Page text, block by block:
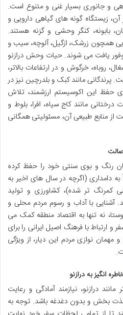
و جانوری بسیار غنی و متنوع است.
زیستگاه گونه های گیاهی دارویی و
بابونه، کنگر وحشی و گزنه هستند.
همچون زرشک، ازگیل، آلوچه، سیب و
یافت می شوند. حیات وحش درازنو
روباه، خرگوش و در ارتفاعات بالاتر،
پرندگانی مانند کبک و بلدرچین نیز در
حفظ این اکوسیستم ارزشمند، تلاش
مانند کاج سیاه، افرا، بلوط و
منابع طبیعی آن، مسئولیتی همگانی
رنگ و بوی سنتی خود را حفظ کرده
دامداری (اگرچه در سال های اخیر به
تر شده)، کشاورزی و تولید
با آداب و رسوم مردم محلی و
نه تنها به اقتصاد منطقه کمک می
و ارتباط با فرهنگ اصیل ایرانی را برای
مهمان نوازی مردم این دیار، از ویژگی
انگیز به درازنو
درازنو، نیازمند آمادگی و رعایت
بخش و بدون دغدغه باشد. توجه به